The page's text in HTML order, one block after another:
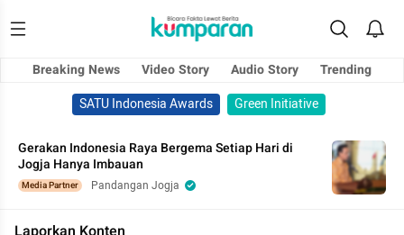
Breaking News Video Story Audio Story
Trending
SATU Indonesia Awards
Green Initiative
Gerakan Indonesia Raya Bergema Setiap Hari di
Jogja Hanya Imbauan
Media Partner Pandangan Jogja